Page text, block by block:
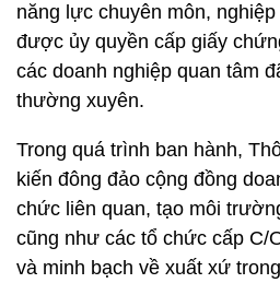
năng lực chuyên môn,
được ủy quyền cấp giấy
các doanh nghiệp quan tâm
thường xuyên.
Trong quá trình ban hành,
kiến đông đảo cộng đồng
chức liên quan, tạo môi
cũng như các tổ chức cấp C/
và minh bạch về xuất xứ